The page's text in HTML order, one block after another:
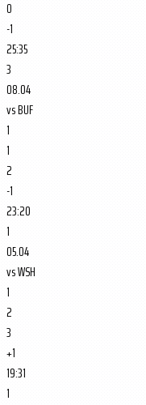
0
-1
25:35
3
08.04
vsBUF
1
1
2
-1
23:20
1
05.04
vsWSH
1
2
3
+1
19:31
1